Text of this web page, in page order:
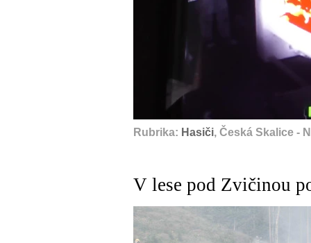
Rubrika: Hasiči, Česká Skalice -
V lese pod Zvičinou